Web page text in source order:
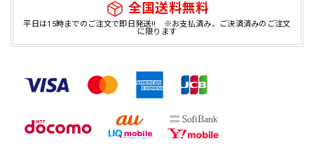
全国送料無料
平日は15時までのご注文で即日発送!! ※お支払済み、ご決済済みのご注文
に限ります